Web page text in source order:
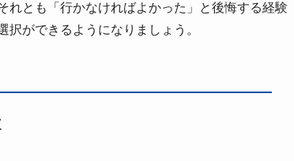
れとも「行かなければよかった」と後悔する経験
ができるようになりましょう。